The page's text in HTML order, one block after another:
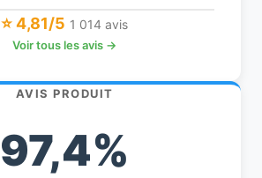
⭐ 4,81/5 1 014 avis
Voir tous les avis →
AVIS PRODUIT
97,4%